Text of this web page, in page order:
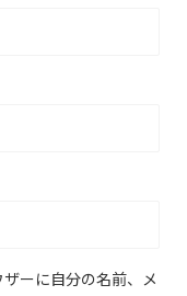
ーに自分の名前、メ